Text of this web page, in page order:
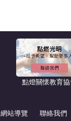
點燈關懷教育協
網站導覽 聯絡我們